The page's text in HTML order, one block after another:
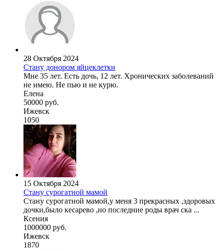
28 Октября 2024
Стану донором яйцеклетки
Мне 35 лет. Есть дочь, 12 лет. Хронических заболеваний
не имею. Не пью и не курю.
Елена
50000 руб.
Ижевск
1050
15 Октября 2024
Стану сурогатной мамой
Стану сурогатной мамой,у меня 3 прекрасных ,здоровых
дочки,было кесарево ,но последние роды врач ска ...
Ксения
1000000 руб.
Ижевск
1870